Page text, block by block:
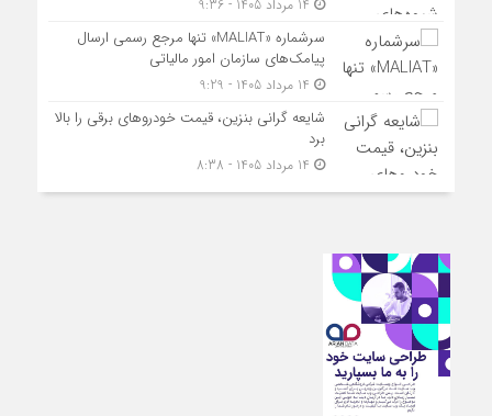
سرشماره «MALIAT» تنها مرجع رسمی ارسال
پیامک‌های سازمان امور مالیاتی
شایعه گرانی بنزین، قیمت خودروهای برقی را بالا
برد